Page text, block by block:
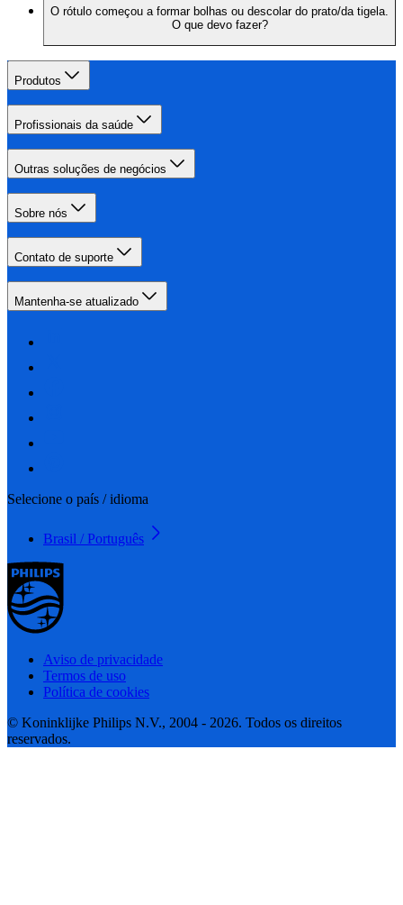
O rótulo começou a formar bolhas ou descolar do prato/da tigela.
O que devo fazer?
Produtos
Profissionais da saúde
Outras soluções de negócios
Sobre nós
Contato de suporte
Mantenha-se atualizado
Selecione o país / idioma
Brasil / Português
Aviso de privacidade
Termos de uso
Política de cookies
© Koninklijke Philips N.V., 2004 - 2026. Todos os direitos
reservados.